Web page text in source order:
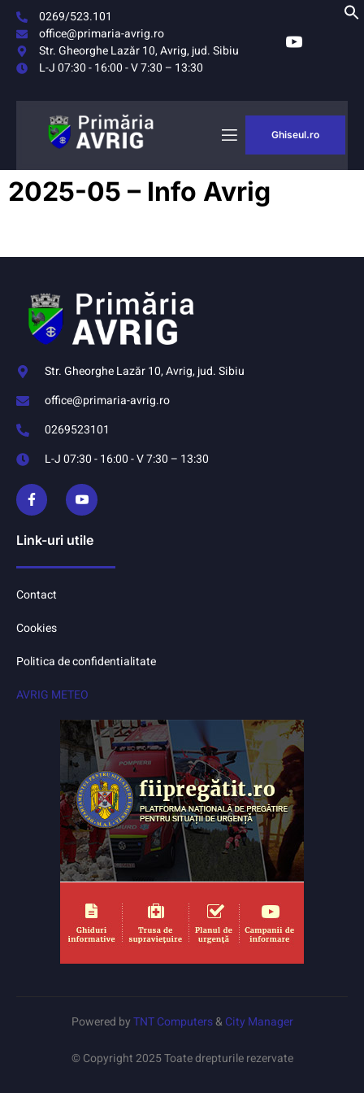
0269/523.101
office@primaria-avrig.ro
Str. Gheorghe Lazăr 10, Avrig, jud. Sibiu
L-J 07:30 - 16:00 - V 7:30 – 13:30
MONITORUL
OFICIAL LOCAL
Ghiseul.ro
2025-05 – Info Avrig
Str. Gheorghe Lazăr 10, Avrig, jud. Sibiu
office@primaria-avrig.ro
0269523101
L-J 07:30 - 16:00 - V 7:30 – 13:30
Link-uri utile
Contact
Cookies
Politica de confidentialitate
AVRIG METEO
Powered byTNT Computers&City Manager
© Copyright 2025 Toate drepturile rezervate